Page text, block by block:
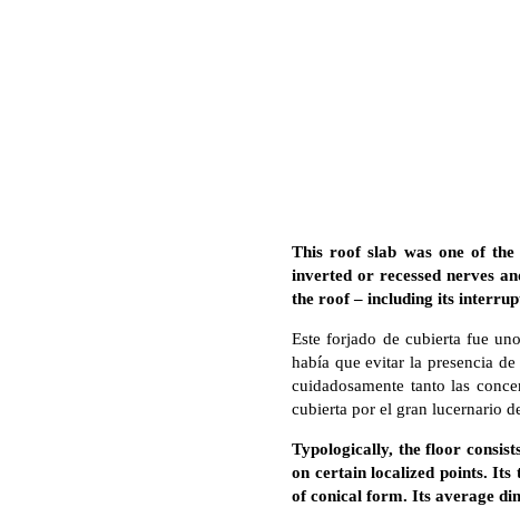
This roof slab was one of
inverted or recessed nerves
the roof – including its
Este forjado de cubierta fue
había que evitar la presencia
cuidadosamente tanto las
cubierta por el gran lucernario
Typologically, the floor
on certain localized points. Its
of conical form. Its average